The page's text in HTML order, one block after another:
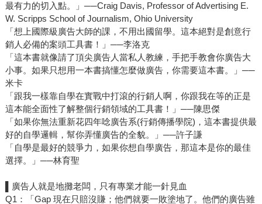
最有力的切入點。」──Craig Davis, Professor of Advertising E.
W. Scripps School of Journalism, Ohio University
「想上國際級廣告大師的課，不用出國留學。這本絕對是創意行
銷人必備的案頭工具書！」──李洛克
「這本書就像請了頂尖廣告人當私人教練，手把手教會你廣告大
小事。如果只想用一本書搞懂怎麼做廣告，你需要這本書。」──
米卡
「跟我一樣靠自學在實戰中打滾的行銷人啊，你跟我在等的正是
這本能全面性了解整個行銷領域的工具書！」──陳思傑
「如果你無法重新花四年唸廣告系(行銷傳播學院)，這本書提供最
好的自學邏輯，幫你弄懂廣告的全貌。」──許子謙
「自學是最好的競爭力，如果你想自學廣告，那這本是你的最佳
選擇。」──林育聖
▌廣告人就是地攤老闆，只有專業才能一針見血
Q1：「Gap 現在只賠沒賺；他們就要一敗塗地了。他們的廣告雖